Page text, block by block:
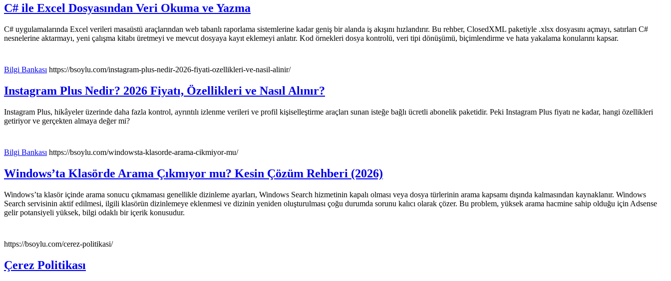
C# ile Excel Dosyasından Veri Okuma ve Yazma
C# uygulamalarında Excel verileri masaüstü araçlarından web tabanlı raporlama sistemlerine kadar geniş bir alanda iş akışını hızlandırır. Bu rehber, ClosedXML paketiyle .xlsx dosyasını açmayı, satırları C#
nesnelerine aktarmayı, yeni çalışma kitabı üretmeyi ve mevcut dosyaya kayıt eklemeyi anlatır. Kod örnekleri dosya kontrolü, veri tipi dönüşümü, biçimlendirme ve hata yakalama konularını kapsar.
Bilgi Bankası https://bsoylu.com/instagram-plus-nedir-2026-fiyati-ozellikleri-ve-nasil-alinir/
Instagram Plus Nedir? 2026 Fiyatı, Özellikleri ve Nasıl Alınır?
Instagram Plus, hikâyeler üzerinde daha fazla kontrol, ayrıntılı izlenme verileri ve profil kişiselleştirme araçları sunan isteğe bağlı ücretli abonelik paketidir. Peki Instagram Plus fiyatı ne kadar, hangi özellikleri
getiriyor ve gerçekten almaya değer mi?
Bilgi Bankası https://bsoylu.com/windowsta-klasorde-arama-cikmiyor-mu/
Windows’ta Klasörde Arama Çıkmıyor mu? Kesin Çözüm Rehberi (2026)
Windows’ta klasör içinde arama sonucu çıkmaması genellikle dizinleme ayarları, Windows Search hizmetinin kapalı olması veya dosya türlerinin arama kapsamı dışında kalmasından kaynaklanır. Windows
Search servisinin aktif edilmesi, ilgili klasörün dizinlemeye eklenmesi ve dizinin yeniden oluşturulması çoğu durumda sorunu kalıcı olarak çözer. Bu problem, yüksek arama hacmine sahip olduğu için Adsense
gelir potansiyeli yüksek, bilgi odaklı bir içerik konusudur.
https://bsoylu.com/cerez-politikasi/
Çerez Politikası